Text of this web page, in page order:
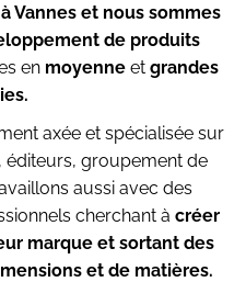
Vannes et nous sommes
de produits
en moyenne et grandes
s.
axée et spécialisée sur
éditeurs, groupement de
aussi avec des
cherchant à créer
marque et sortant des
et de matières.